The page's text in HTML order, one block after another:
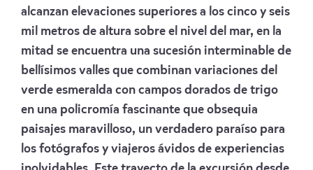
alcanzan elevaciones superiores a los cinco y seis
mil metros de altura sobre el nivel del mar, en la
mitad se encuentra una sucesión interminable de
bellísimos valles que combinan variaciones del
verde esmeralda con campos dorados de trigo
en una policromía fascinante que obsequia
paisajes maravilloso, un verdadero paraíso para
los fotógrafos y viajeros ávidos de experiencias